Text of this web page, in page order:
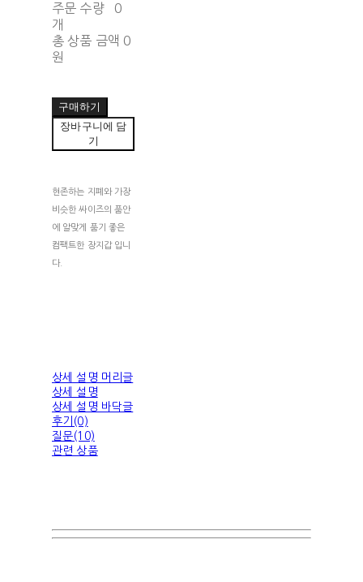
주문 수량
0
개
총 상품 금액 0
원
구매하기
장바구니에 담
기
현존하는 지폐와 가장
비슷한 싸이즈의 품안
에 알맞게 품기 좋은
컴팩트한 장지갑 입니
다.
상세 설명 머리글
상세 설명
상세 설명 바닥글
후기(0)
질문(10)
관련 상품